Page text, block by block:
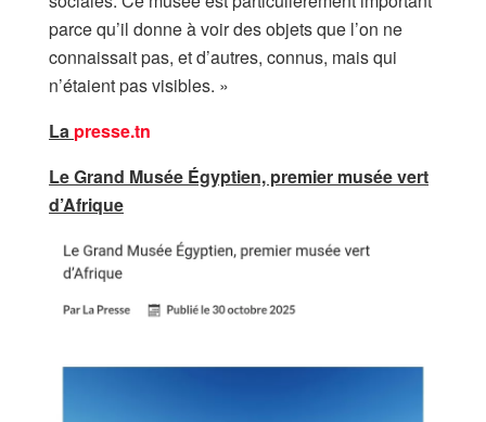
parce qu’il donne à voir des objets que l’on ne
connaissait pas, et d’autres, connus, mais qui
n’étaient pas visibles. »
La presse.tn
Le Grand Musée Égyptien, premier musée vert
d’Afrique